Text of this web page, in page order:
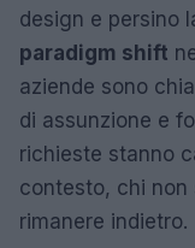
design e persino
paradigm shift
aziende sono
di assunzione e
richieste stanno
contesto, chi non
rimanere indietro.